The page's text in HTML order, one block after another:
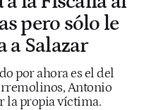
pero sólo le
Salazar
por ahora es el del
Antonio
la propia víctima.